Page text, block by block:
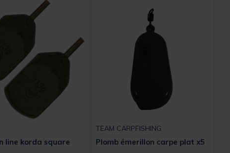
line korda square
TEAM CARPFISHING
Plomb émerillon carpe plat x5